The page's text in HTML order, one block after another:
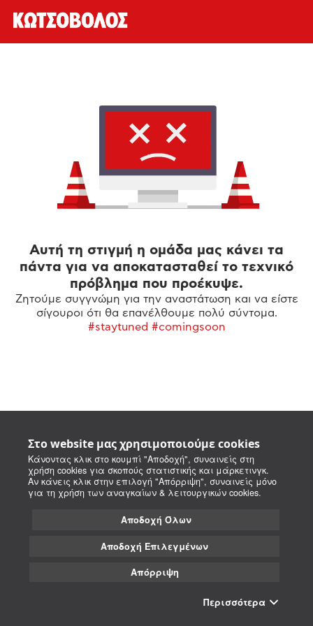
Στο website μας χρησιμοποιούμε cookies
Κάνοντας κλικ στο κουμπί "Αποδοχή", συναινείς στη
χρήση cookies για σκοπούς στατιστικής και μάρκετινγκ.
Αν κάνεις κλικ στην επιλογή "Απόρριψη", συναινείς μόνο
για τη χρήση των αναγκαίων & λειτουργικών cookies.
Αποδοχή Όλων
Αποδοχή Επιλεγμένων
Απόρριψη
Περισσότερα
Αυτή τη στιγμή η ομάδα μας κάνει τα
πάντα για να αποκατασταθεί το τεχνικό
πρόβλημα που προέκυψε.
Ζητούμε συγγνώμη για την αναστάτωση και να είστε
σίγουροι ότι θα επανέλθουμε πολύ σύντομα.
#staytuned #comingsoon